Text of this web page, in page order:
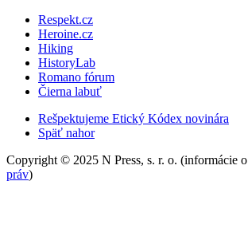
Respekt.cz
Heroine.cz
Hiking
HistoryLab
Romano fórum
Čierna labuť
Rešpektujeme Etický Kódex novinára
Späť nahor
Copyright © 2025 N Press, s. r. o. (informácie o
práv)